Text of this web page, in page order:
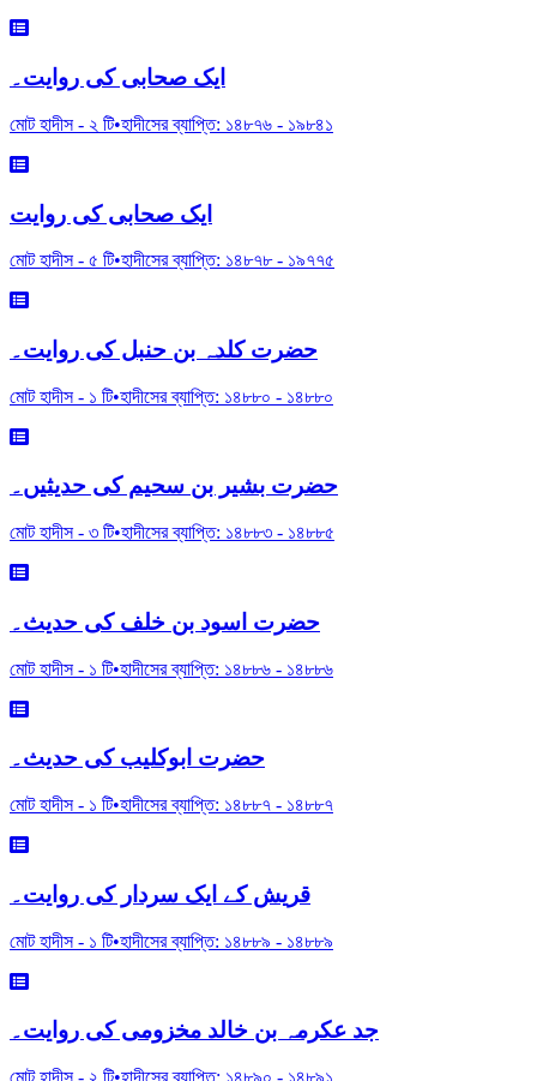
ایک صحابی کی روایت۔
মোট হাদীস - ২ টি•হাদীসের ব্যাপ্তি: ১৪৮৭৬ - ১৯৮৪১
ایک صحابی کی روایت
মোট হাদীস - ৫ টি•হাদীসের ব্যাপ্তি: ১৪৮৭৮- ১৯৭৭৫
حضرت کلدہ بن حنبل کی روایت۔
মোট হাদীস - ১ টি•হাদীসের ব্যাপ্তি: ১৪৮৮০ - ১৪৮৮০
حضرت بشیر بن سحیم کی حدیثیں۔
মোট হাদীস - ৩ টি•হাদীসের ব্যাপ্তি: ১৪৮৮৩ - ১৪৮৮৫
حضرت اسود بن خلف کی حدیث۔
মোট হাদীস - ১ টি•হাদীসের ব্যাপ্তি: ১৪৮৮৬ - ১৪৮৮৬
حضرت ابوکلیب کی حدیث۔
মোট হাদীস - ১ টি•হাদীসের ব্যাপ্তি: ১৪৮৮৭ - ১৪৮৮৭
قریش کے ایک سردار کی روایت۔
মোট হাদীস - ১ টি•হাদীসের ব্যাপ্তি: ১৪৮৮৯ - ১৪৮৮৯
جد عکرمہ بن خالد مخزومی کی روایت۔
মোট হাদীস - ২ টি•হাদীসের ব্যাপ্তি: ১৪৮৯০ - ১৪৮৯১